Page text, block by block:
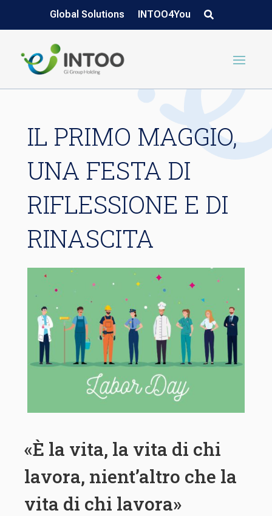
Global Solutions INTOO4You
IL PRIMO MAGGIO,
UNA FESTA DI
RIFLESSIONE E DI
RINASCITA
«È la vita, la vita di chi
lavora, nient’altro che la
vita di chi lavora»